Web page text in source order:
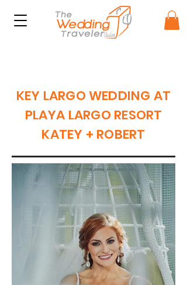
KEY LARGO WEDDING AT
PLAYA LARGO RESORT
KATEY + ROBERT